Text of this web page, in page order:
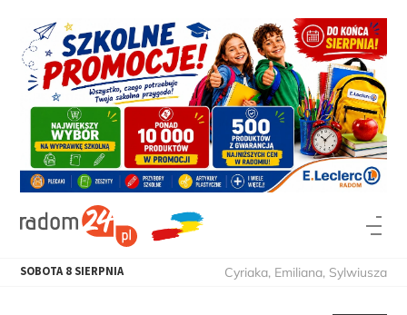
SOBOTA 8 SIERPNIA Cyriaka, Emiliana, Sylwiusza